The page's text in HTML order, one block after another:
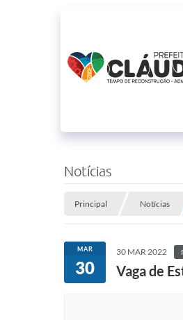
Notícias
Principal Notícias
MAR
30
30 MAR 2022
Vaga de